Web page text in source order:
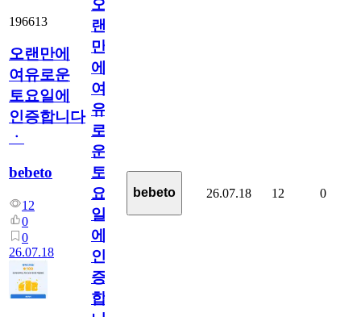
196613
오랜만에
여유로운
토요일에
인증합니다
ㆍ
bebeto
12
0
0
26.07.18
오
랜
만
에
여
유
로
운
토
요
일
에
인
증
합
bebeto 26.07.18 12 0